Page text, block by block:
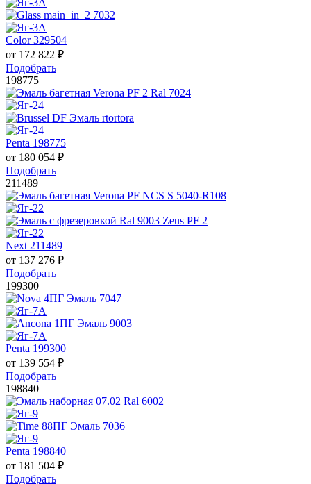
Color 329504
от 172 822 ₽
Подобрать
198775
Penta 198775
от 180 054 ₽
Подобрать
211489
Next 211489
от 137 276 ₽
Подобрать
199300
Penta 199300
от 139 554 ₽
Подобрать
198840
Penta 198840
от 181 504 ₽
Подобрать